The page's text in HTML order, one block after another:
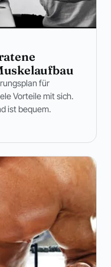
für
Vorteile mit sich.
ist bequem.